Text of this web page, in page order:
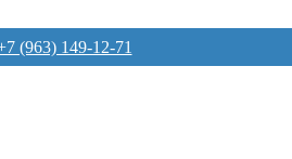
(963) 149-12-71